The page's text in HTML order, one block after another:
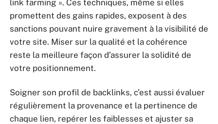
link farming ». Ces techniques, même si elles
promettent des gains rapides, exposent à des
sanctions pouvant nuire gravement à la visibilité de
votre site. Miser sur la qualité et la cohérence
reste la meilleure façon d’assurer la solidité de
votre positionnement.
Soigner son profil de backlinks, c’est aussi évaluer
régulièrement la provenance et la pertinence de
chaque lien, repérer les faiblesses et ajuster sa